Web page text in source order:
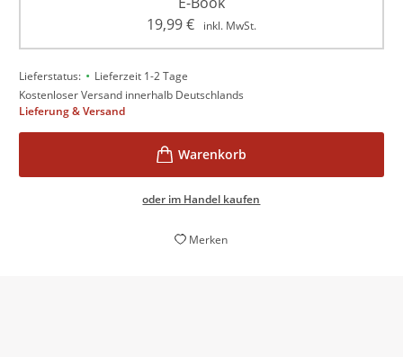
19,99€ inkl. MwSt.
Lieferstatus: • Lieferzeit 1-2 Tage
Kostenloser Versand innerhalb Deutschlands
Lieferung & Versand
oder im Handel kaufen
Merken